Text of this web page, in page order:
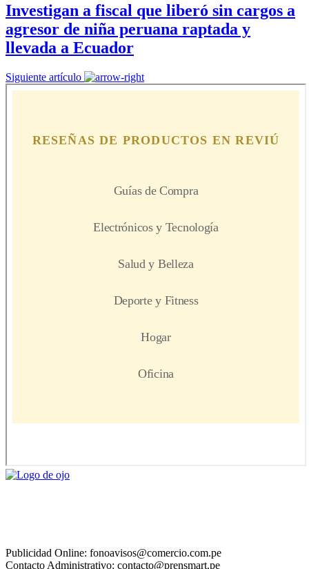
Investigan a fiscal que liberó sin cargos a
agresor de niña peruana raptada y
llevada a Ecuador
Siguiente artículo
Publicidad Online: fonoavisos@comercio.com.pe
Contacto Administrativo: contacto@prensmart.pe